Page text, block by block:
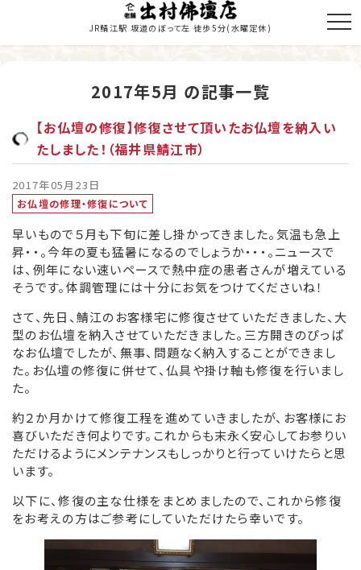
JR鯖江駅 坂道のぼって左 徒歩5分(水曜定休)
商品のご紹介
お仏壇の修理・修復
寺院施工
当店の歩み
職人紹介
新着情報・納入履歴
お問い合わせ・お見積り
リンク集
お役立ち情報
2017年5月 の記事一覧
【お仏壇の修復】修復させて頂いたお仏壇を納入い
たしました！（福井県鯖江市）
2017年05月23日
お仏壇の修理・修復について
早いもので５月も下旬に差し掛かってきました。気温も急上
昇・・。今年の夏も猛暑になるのでしょうか・・・。ニュースで
は、例年にない速いペースで熱中症の患者さんが増えている
そうです。体調管理には十分にお気をつけてくださいね！
さて、先日、鯖江のお客様宅に修復させていただきました、大
型のお仏壇を納入させていただきました。三方開きのぴっぱ
なお仏壇でしたが、無事、問題なく納入することができまし
た。お仏壇の修復に併せて、仏具や掛け軸も修復を行いまし
た。
約２か月かけて修復工程を進めていきましたが、お客様にお
喜びいただき何よりです。これからも末永く安心してお参りい
ただけるようにメンテナンスもしっかりと行っていけたらと思
います。
以下に、修復の主な仕様をまとめましたので、これから修復
をお考えの方はご参考にしていただけたら幸いです。